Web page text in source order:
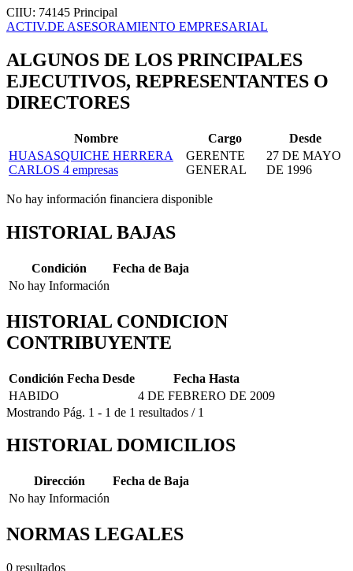
CIIU: 74145 Principal
ACTIV.DE ASESORAMIENTO EMPRESARIAL
ALGUNOS DE LOS PRINCIPALES
EJECUTIVOS, REPRESENTANTES O
DIRECTORES
Nombre Cargo
Desde
HUASASQUICHE HERRERA
CARLOS 4 empresas
GERENTE
GENERAL
27 DE MAYO
DE 1996
No hay información financiera disponible
HISTORIAL BAJAS
Condición
Fecha de Baja
No hay Información
HISTORIAL CONDICION
CONTRIBUYENTE
Condición Fecha Desde
Fecha Hasta
HABIDO
4 DE FEBRERO DE 2009
Mostrando Pág. 1 - 1 de 1 resultados / 1
HISTORIAL DOMICILIOS
Dirección
Fecha de Baja
No hay Información
NORMAS LEGALES
0 resultados